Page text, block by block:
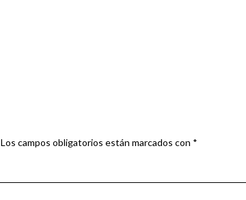
Los campos obligatorios están marcados con *